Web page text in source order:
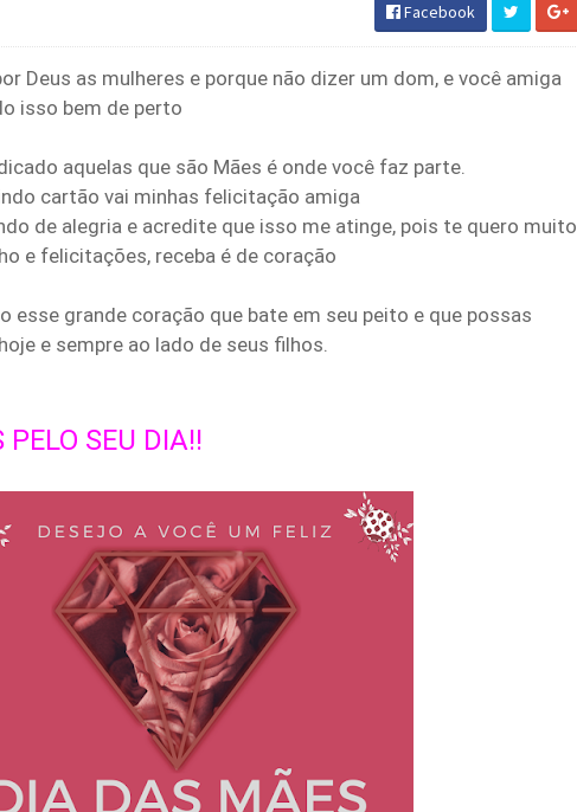
Facebook
Deus as mulheres e porque não dizer um dom, e você amiga
isso bem de perto
aquelas que são Mães é onde você faz parte.
cartão vai minhas felicitação amiga
de alegria e acredite que isso me atinge, pois te quero muito
e felicitações, receba é de coração
esse grande coração que bate em seu peito e que possas
e sempre ao lado de seus filhos.
SEU DIA!!